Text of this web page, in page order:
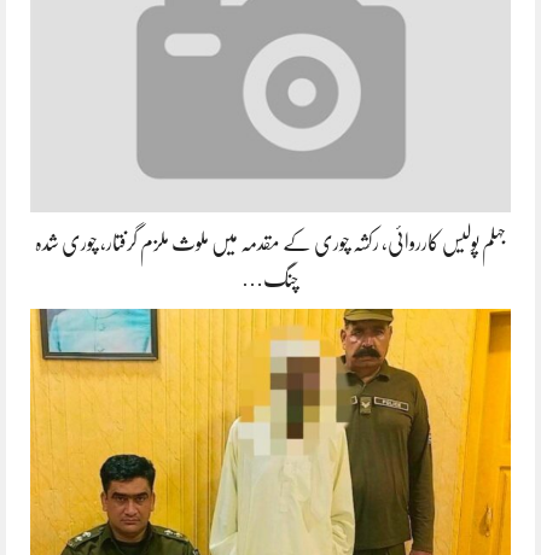
جہلم پولیس کارروائی، رکشہ چوری کے مقدمہ میں ملوث ملزم گرفتار، چوری شدہ
چنگ…